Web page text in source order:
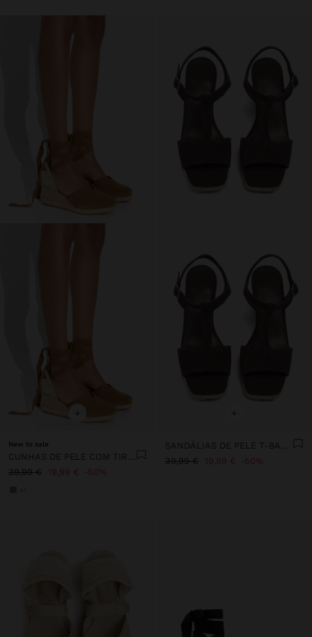
+
New to sale
39,99 €
19,99 € 50%
+
39,99 €
19,99 € 50%